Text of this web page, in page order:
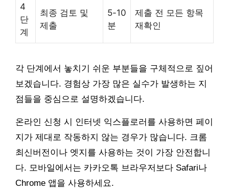
4
단
계
최종 검토 및
제출
5-10
분
제출 전 모든 항목
재확인
각 단계에서 놓치기 쉬운 부분들을 구체적으로 짚어
보겠습니다. 경험상 가장 많은 실수가 발생하는 지
점들을 중심으로 설명하겠습니다.
온라인 신청 시 인터넷 익스플로러를 사용하면 페이
지가 제대로 작동하지 않는 경우가 많습니다. 크롬
최신버전이나 엣지를 사용하는 것이 가장 안전합니
다. 모바일에서는 카카오톡 브라우저보다 Safari나
Chrome 앱을 사용하세요.